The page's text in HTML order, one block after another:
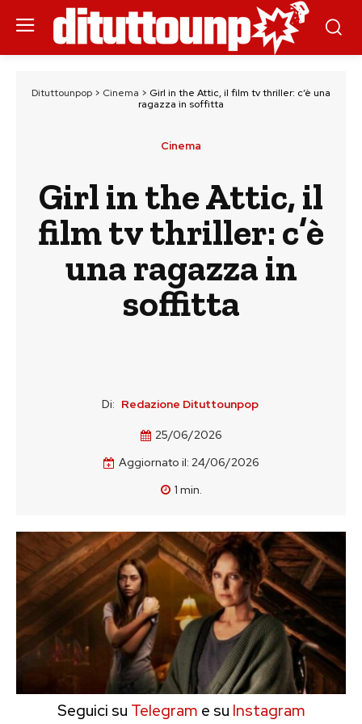
Dituttounpop > Cinema > Girl in the Attic, il film tv thriller: c’è una
ragazza in soffitta
Cinema
Girl in the Attic, il
film tv thriller: c’è
una ragazza in
soffitta
Di: Redazione Dituttounpop
25/06/2026
Aggiornato il: 24/06/2026
1 min.
Seguici su Telegram e su Instagram